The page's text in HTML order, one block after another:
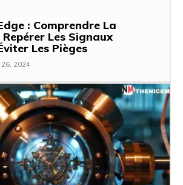
: Comprendre La
Les Signaux
Les Pièges
26, 2024